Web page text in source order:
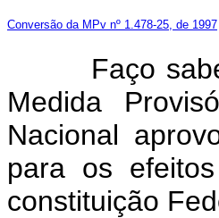
Conversão da MPv nº 1.478-25, de 1997
Faço
Medida
Nacional
para os
constituição